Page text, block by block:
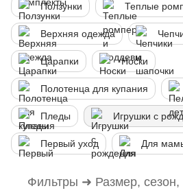
Ползунки Теплые
Верхняя одежда
Царапки Носки
Полотенца для купания
Пледы Игрушки с
Первый уход Для
Фильтры ➜ Размер, сезон,